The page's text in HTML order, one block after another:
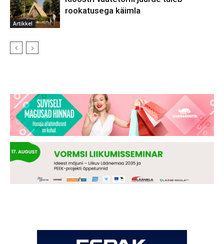
Artikkel
rookatusega käimla